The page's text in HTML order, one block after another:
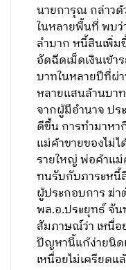
นายการุณ กล่าวด้
ในหลายพื้นที่ พบว่
ลำบาก หนี้สินเพิ่
อัดฉีดเม็ดเงินเข้
บาทในหลายปีที่ผ่
หลายแสนล้านบา
จากผู้มีอำนาจ ปร
ดีขึ้น การทำมาห
แม่ค้าขายของไม่
รายใหญ่ พ่อค้าแม่
ทนรับกับภาระหนี้
ผู้ประกอบการ ฆ่
พล.อ.ประยุทธ์ จั
สัมภาษณ์ว่า เหนื่อ
ปัญหานี้แก้ง่ายนิด
เหนื่อยไม่เครียดแ